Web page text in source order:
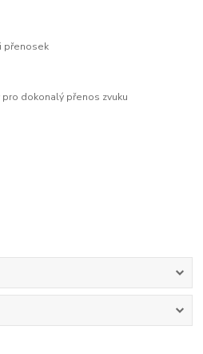
přenosek
dokonalý přenos zvuku